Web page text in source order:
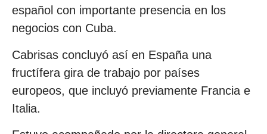
español con importante presencia en los
negocios con Cuba.
Cabrisas concluyó así en España una
fructífera gira de trabajo por países
europeos, que incluyó previamente Francia e
Italia.